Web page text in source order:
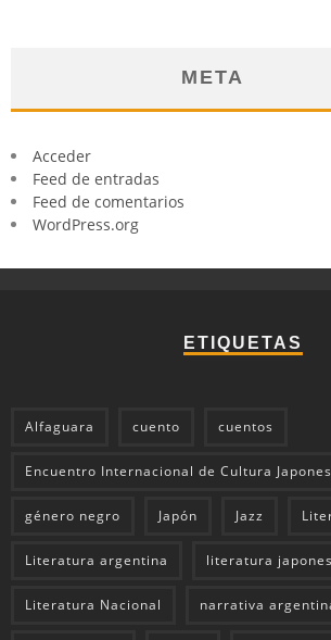
META
Acceder
Feed de entradas
Feed de comentarios
WordPress.org
ETIQUETAS
Alfaguara cuento cuentos
Encuentro Internacional de Cultura
género negro Japón Jazz
Literatura argentina literatura
Literatura Nacional narrativa